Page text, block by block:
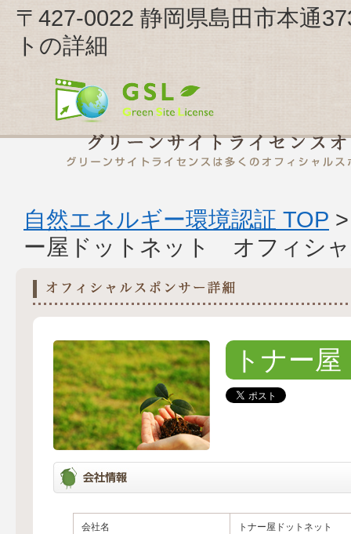
〒427-0022 静岡県島田市本通
トの詳細
自然エネルギー環境認証 TOP
ー屋ドットネット オフィシ
トナー
会社名 トナー屋ドットネット